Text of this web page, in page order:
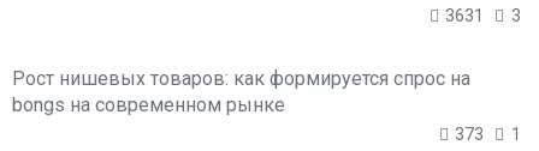
3631 3
Рост нишевых товаров: как формируется спрос на
bongs на современном рынке
373 1